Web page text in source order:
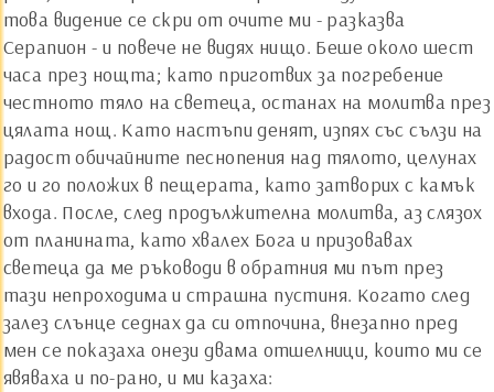
това видение се скри от очите ми - разказва
Серапион - и повече не видях нищо. Беше около шест
часа през нощта; като приготвих за погребение
честното тяло на светеца, останах на молитва през
цялата нощ. Като настъпи денят, изпях със сълзи на
радост обичайните песнопения над тялото, целунах
го и го положих в пещерата, като затворих с камък
входа. После, след продължителна молитва, аз слязох
от планината, като хвалех Бога и призовавах
светеца да ме ръководи в обратния ми път през
тази непроходима и страшна пустиня. Когато след
залез слънце седнах да си отпочина, внезапно пред
мен се показаха онези двама отшелници, които ми се
явяваха и по-рано, и ми казаха: